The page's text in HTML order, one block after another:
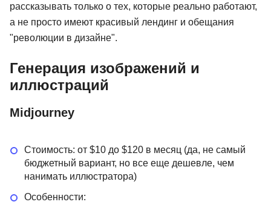
рассказывать только о тех, которые реально работают,
а не просто имеют красивый лендинг и обещания
"революции в дизайне".
Генерация изображений и
иллюстраций
Midjourney
Стоимость: от $10 до $120 в месяц (да, не самый
бюджетный вариант, но все еще дешевле, чем
нанимать иллюстратора)
Особенности: